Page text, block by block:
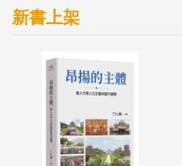
新書上架